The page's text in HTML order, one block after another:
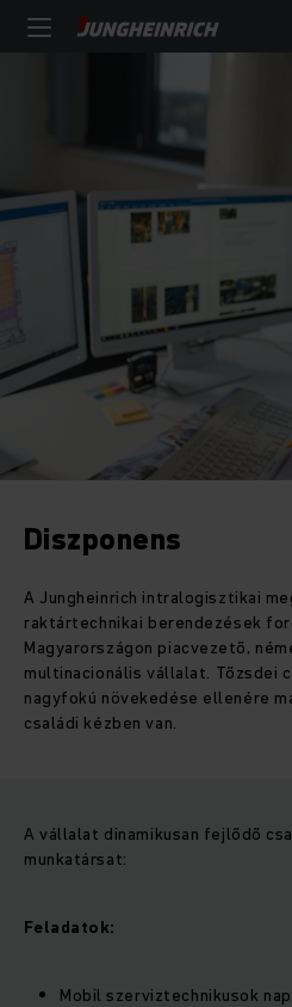
Diszponens
A Jungheinrich intralogisztikai
raktártechnikai berendezések
Magyarországon piacvezető,
multinacionális vállalat. Tőzsdei
nagyfokú növekedése ellenére
családi kézben van.
A vállalat dinamikusan fejlődő
munkatársat:
Feladatok:
Mobil szerviztechnikusok